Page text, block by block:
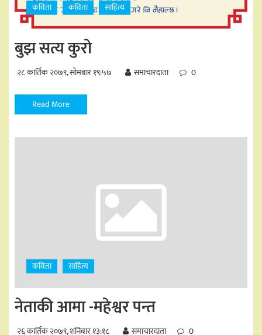
कविता कविता साहित्य
बुझ सत्य कुरो
२८ कार्तिक २०७९, सोमबार १९:५७ समाचारदाता 0
Read More
कविता साहित्य
नेताकी आमा -महेश्वर पन्त
२६ कार्तिक २०७९, शनिबार १३:१८ समाचारदाता 0